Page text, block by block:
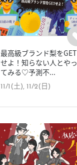
最高級ブランド梨をGET
せよ！知らない人とやっ
てみる♡予測不...
11/1(土), 11/2(日)